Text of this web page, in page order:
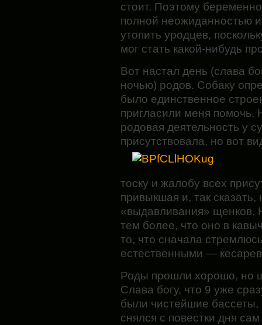
стоит. Поэтому
полной неожиданностью
утопить уродцев,
мог стать какой-нибудь
Вот настал день (слава
ночью) родов. Собаку
было единственное
пригласили меня помочь.
родовая деятельность у
присутствовала, но вот
тоску и жалобу всех
привыкшая и, так
«выдавливания» щенков.
тем более, что оно в
то, что сначала
естественными —
Роды прошли хорошо,
Слава богу, что 9 уже
были чистейшие бассеты,
снялся с повестки дня